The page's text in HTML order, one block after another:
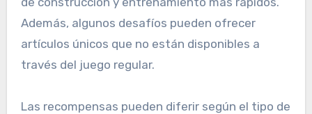
Además, algunos desafíos pueden ofrecer
artículos únicos que no están disponibles a
través del juego regular.
Las recompensas pueden diferir según el tipo de